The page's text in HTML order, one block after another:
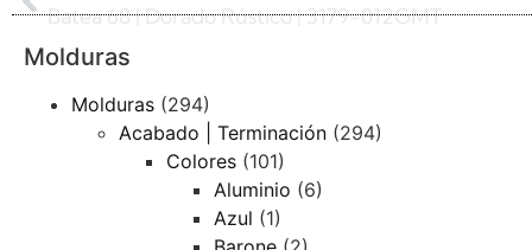
Batea 68 | Dorado Rústico | 3179-012GMT
Molduras
Molduras (294)
Acabado | Terminación (294)
Colores (101)
Aluminio (6)
Azul (1)